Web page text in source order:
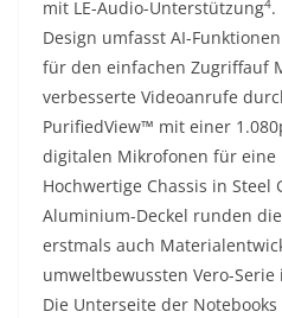
mit LE-Audio-Unterstützung4.
Design umfasst AI-
für den einfachen Zugriffauf
verbesserte Videoanrufe
PurifiedView™ mit einer
digitalen Mikrofonen für eine
Hochwertige Chassis in Steel
Aluminium-Deckel runden
erstmals auch
umweltbewussten Vero-
Die Unterseite der